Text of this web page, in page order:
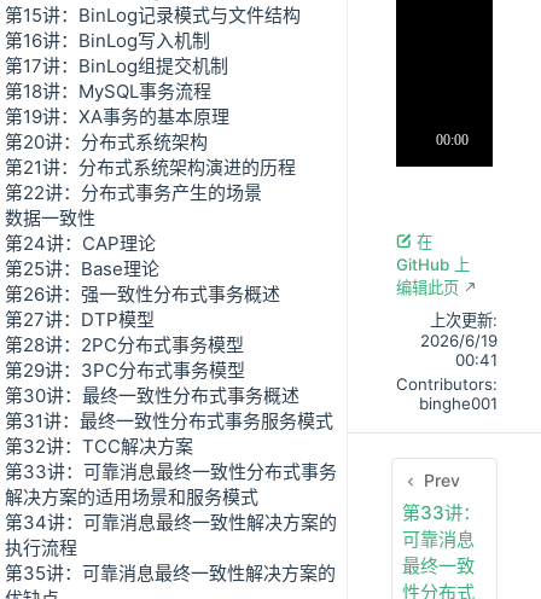
第15讲：BinLog记录模式与文件结构
第16讲：BinLog写入机制
第17讲：BinLog组提交机制
第18讲：MySQL事务流程
第19讲：XA事务的基本原理
第20讲：分布式系统架构
第21讲：分布式系统架构演进的历程
第22讲：分布式事务产生的场景
数据一致性
第24讲：CAP理论
第25讲：Base理论
第26讲：强一致性分布式事务概述
第27讲：DTP模型
第28讲：2PC分布式事务模型
第29讲：3PC分布式事务模型
第30讲：最终一致性分布式事务概述
第31讲：最终一致性分布式事务服务模式
第32讲：TCC解决方案
第33讲：可靠消息最终一致性分布式事务
解决方案的适用场景和服务模式
第34讲：可靠消息最终一致性解决方案的
执行流程
第35讲：可靠消息最终一致性解决方案的
在
GitHub 上
编辑此页
上次更新:
2026/6/19
00:41
Contributors:
binghe001
Prev
第33讲：
可靠消息
最终一致
性分布式